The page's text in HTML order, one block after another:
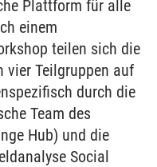
Plattform für alle
einem
teilen sich die
vier Teilgruppen auf
durch die
Team des
Hub) und die
Social